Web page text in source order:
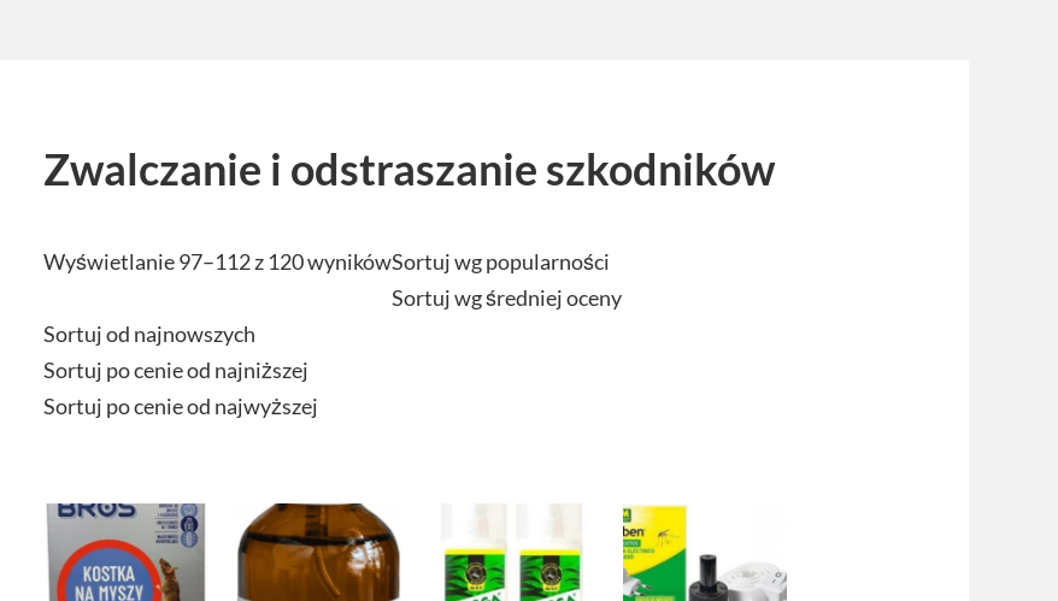
Zwalczanie i odstraszanie szkodników
Wyświetlanie 97–112 z 120 wynikówSortuj wg popularności
Sortuj wg średniej oceny
Sortuj od najnowszych
Sortuj po cenie od najniższej
Sortuj po cenie od najwyższej